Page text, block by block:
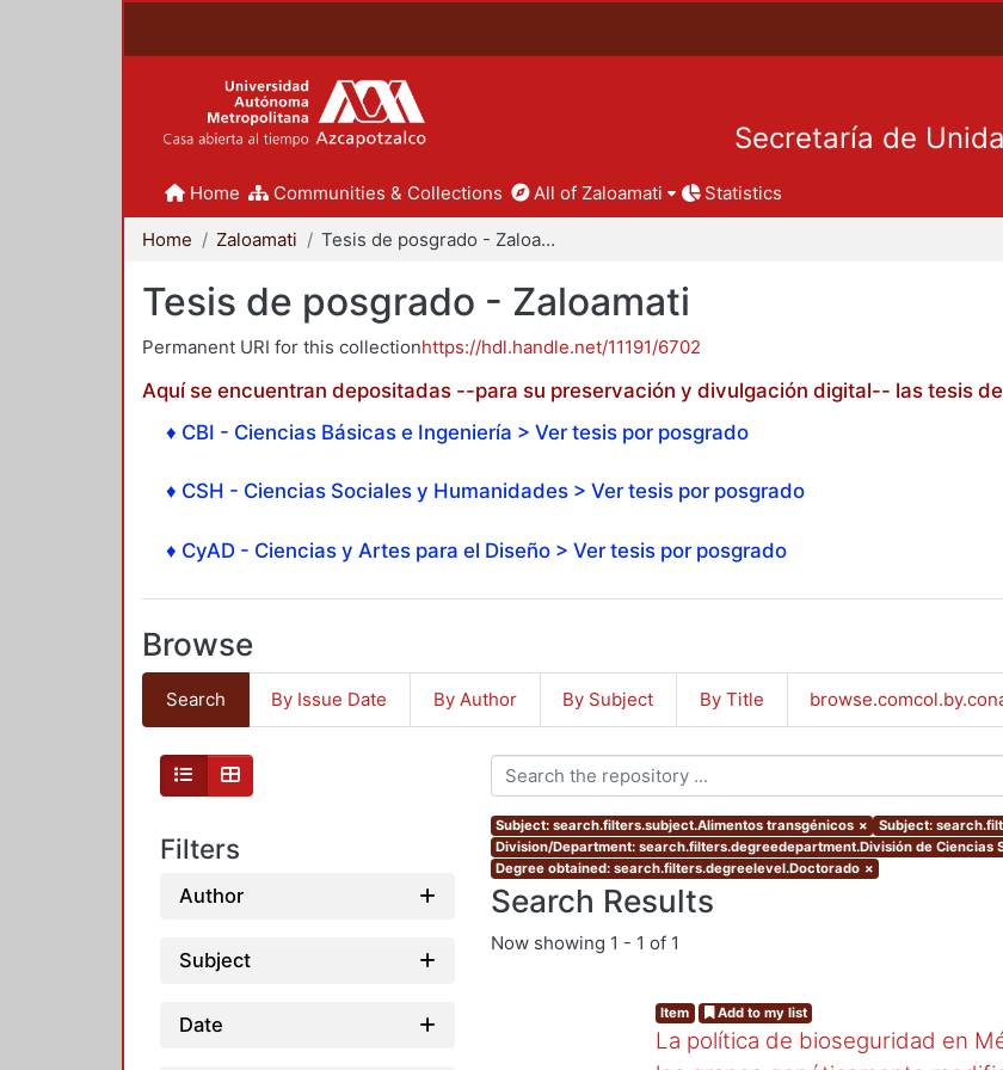
Secretaría de
Home Communities & Collections All of Zaloamati Statistics
Home Zaloamati Tesis de posgrado - Zaloamati
Tesis de posgrado - Zaloamati
Permanent URI for this collectionhttps://hdl.handle.net/11191/6702
Aquí se encuentran depositadas --para su preservación y divulgación digital-- las tesis
♦ CBI - Ciencias Básicas e Ingeniería > Ver tesis por posgrado
♦ CSH - Ciencias Sociales y Humanidades > Ver tesis por posgrado
♦ CyAD - Ciencias y Artes para el Diseño > Ver tesis por posgrado
Browse
Search By Issue Date By Author By Subject By Title
Filters
Author
Subject
Date
Subject: search.filters.subject.Alimentos transgénicos × Subject:
Division/Department: search.filters.degreedepartment.División de Ciencias
Degree obtained: search.filters.degreelevel.Doctorado ×
Search Results
Now showing 1 - 1 of 1
Item Add to my list
La política de bioseguridad en